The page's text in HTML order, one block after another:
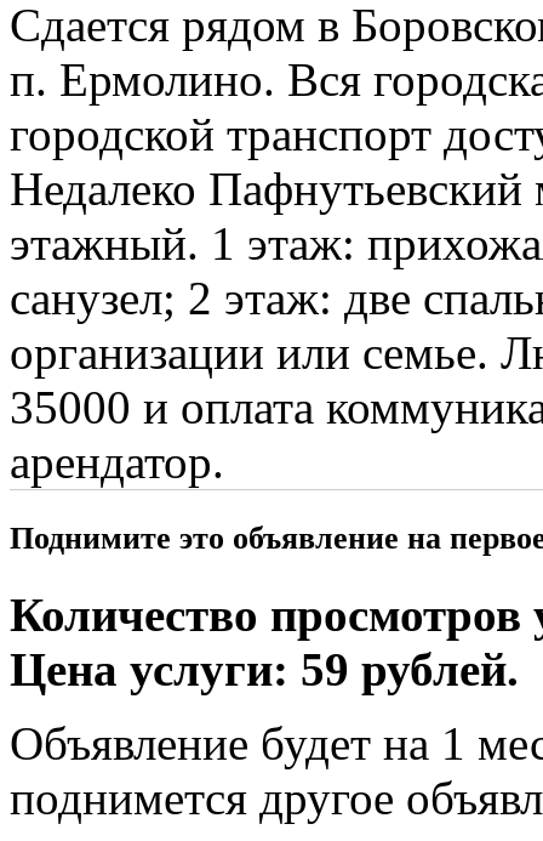
Сдается рядом в
п. Ермолино. Вся
городской транспорт
Недалеко
этажный. 1 этаж:
санузел; 2 этаж: две
организации или семье.
35000 и оплата
арендатор.
Поднимите это объявление на
Количество просмотров
Цена услуги: 59 рублей.
Объявление будет на 1
поднимется другое